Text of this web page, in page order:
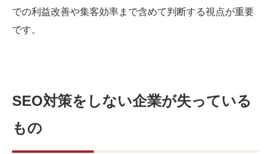
での利益改善や集客効率まで含めて判断する視点が重要
です。
SEO対策をしない企業が失っている
もの